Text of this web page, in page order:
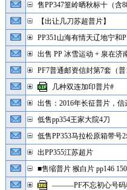
售PP347篁岭晒秋标十（含
【出让几刀苏超普片】
PP351山海有情天辽地宁和
出售 PP 冰雪运动 + 泉在济
PF7普通邮资信封第7套（
几种双连加印普片#
出售：2016年长征普片，
低售pp354王家大院4刀
低售PP353马拉松原箱带号
出PP355江苏超片
■售缩普片 猴白片 pp146
———PF不忘初心号码